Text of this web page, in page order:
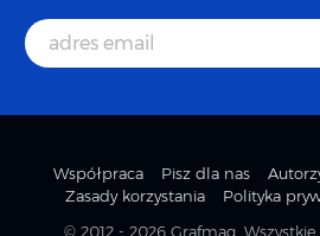
Współpraca Pisz dla nas
Zasady korzystania
Polityka
© 2012 - 2026 Grafmag .